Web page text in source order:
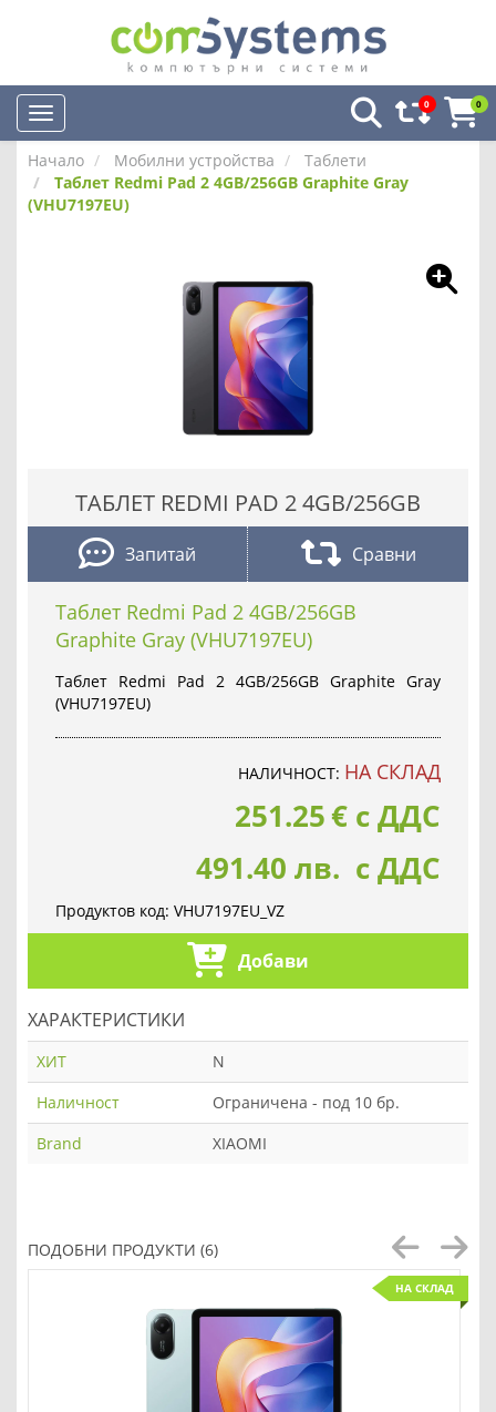
0 0
Начало Мобилни устройства
Таблети
Таблет Redmi Pad 2 4GB/256GB Graphite Gray
(VHU7197EU)
ТАБЛЕТ REDMI PAD 2 4GB/256GB
Запитай Сравни
Таблет Redmi Pad 2 4GB/256GB
Graphite Gray (VHU7197EU)
Таблет Redmi Pad 2 4GB/256GB Graphite Gray
(VHU7197EU)
НАЛИЧНОСТ: НА СКЛАД
251.25€ с ДДС
491.40 лв. с ДДС
Продуктов код: VHU7197EU_VZ
Добави
ХАРАКТЕРИСТИКИ
ХИТ
N
Наличност
Ограничена - под 10 бр.
Brand
XIAOMI
ПОДОБНИ ПРОДУКТИ (6)
НА СКЛАД